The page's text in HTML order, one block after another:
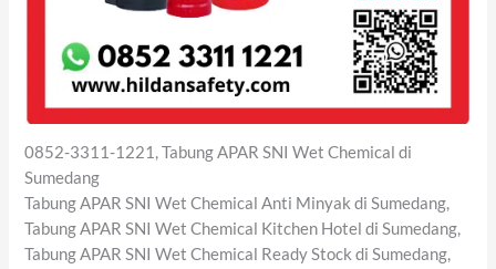
0852-3311-1221, Tabung APAR SNI Wet Chemical di
Sumedang
Tabung APAR SNI Wet Chemical Anti Minyak di Sumedang,
Tabung APAR SNI Wet Chemical Kitchen Hotel di Sumedang,
Tabung APAR SNI Wet Chemical Ready Stock di Sumedang,